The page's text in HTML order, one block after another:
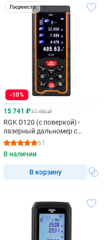
Госреестр
-10%
15 741 ₽17 490 ₽
RGK D120 (с поверкой) -
лазерный дальномер с
видоискателем
61
В наличии
В корзину